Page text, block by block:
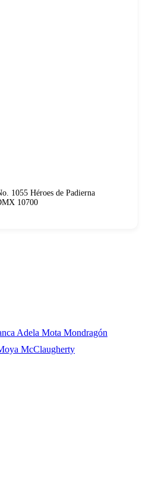
1055 Héroes de Padierna
10700
Adela Mota Mondragón
McClaugherty